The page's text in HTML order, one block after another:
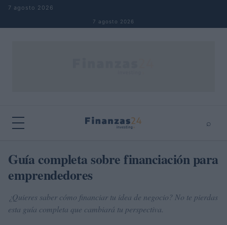
Saltar al contenido
7 agosto 2026
7 agosto 2026
⌕
Buscar ⌕ ×
Guía completa sobre financiación para
emprendedores
¿Quieres saber cómo financiar tu idea de negocio? No te pierdas
esta guía completa que cambiará tu perspectiva.